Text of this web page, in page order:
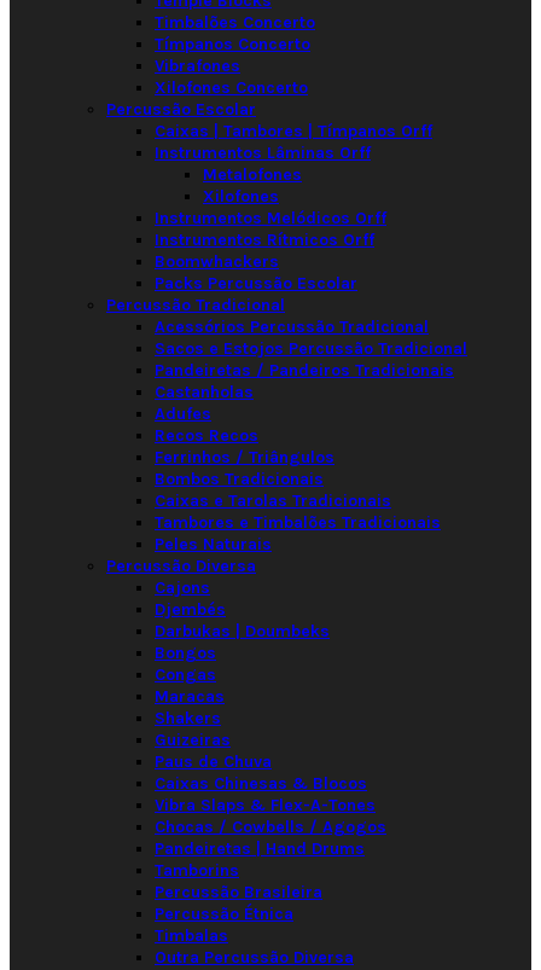
Timbalões Concerto
Tímpanos Concerto
Vibrafones
Xilofones Concerto
Percussão Escolar
Caixas | Tambores | Tímpanos Orff
Instrumentos Lâminas Orff
Metalofones
Xilofones
Instrumentos Melódicos Orff
Instrumentos Rítmicos Orff
Boomwhackers
Packs Percussão Escolar
Percussão Tradicional
Acessórios Percussão Tradicional
Sacos e Estojos Percussão Tradicional
Pandeiretas / Pandeiros Tradicionais
Castanholas
Adufes
Recos Recos
Ferrinhos / Triângulos
Bombos Tradicionais
Caixas e Tarolas Tradicionais
Tambores e Timbalões Tradicionais
Peles Naturais
Percussão Diversa
Cajons
Djembés
Darbukas | Doumbeks
Bongos
Congas
Maracas
Shakers
Guizeiras
Paus de Chuva
Caixas Chinesas & Blocos
Vibra Slaps & Flex-A-Tones
Chocas / Cowbells / Agogos
Pandeiretas | Hand Drums
Tamborins
Percussão Brasileira
Percussão Étnica
Timbalas
Outra Percussão Diversa